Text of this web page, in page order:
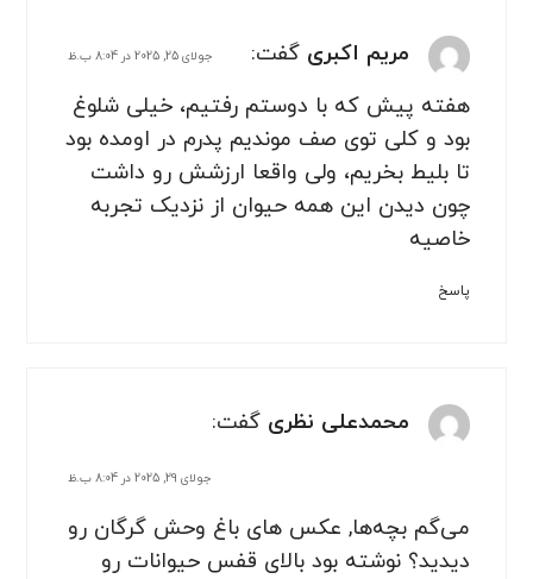
مریم اکبری گفت: جولای 25, 2025 در 8:04 ب.ظ
هفته پیش که با دوستم رفتیم، خیلی شلوغ
بود و کلی توی صف موندیم پدرم در اومده بود
تا بلیط بخریم، ولی واقعا ارزشش رو داشت
چون دیدن این همه حیوان از نزدیک تجربه
خاصیه
پاسخ
محمدعلی نظری گفت:
جولای 29, 2025 در 8:04 ب.ظ
می‌گم بچه‌ها, عکس های باغ وحش گرگان رو
دیدید؟ نوشته بود بالای قفس حیوانات رو